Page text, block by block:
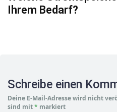
Ihrem Bedarf?
Schreibe einen
Deine E-Mail-Adresse wird nicht
sind mit* markiert